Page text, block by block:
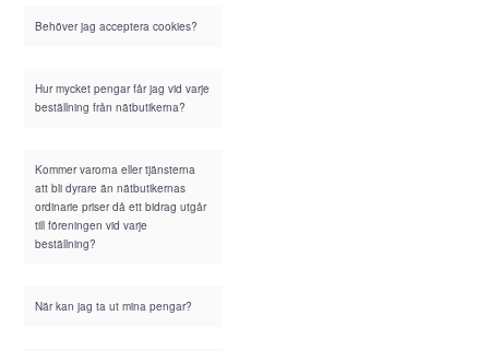
Behöver jag acceptera cookies?
Hur mycket pengar får jag vid varje
beställning från nätbutikerna?
Kommer varorna eller tjänsterna
att bli dyrare än nätbutikernas
ordinarie priser då ett bidrag utgår
till föreningen vid varje
beställning?
När kan jag ta ut mina pengar?